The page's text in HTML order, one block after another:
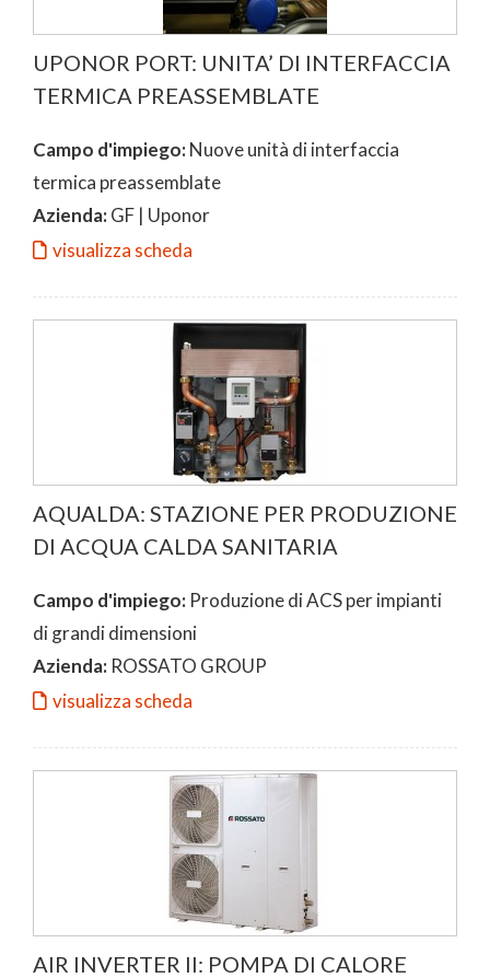
UPONOR PORT: UNITA’ DI INTERFACCIA
TERMICA PREASSEMBLATE
Campo d'impiego:Nuove unità di interfaccia
termica preassemblate
Azienda:GF | Uponor
visualizza scheda
AQUALDA: STAZIONE PER PRODUZIONE
DI ACQUA CALDA SANITARIA
Campo d'impiego: Produzione di ACS per impianti
di grandi dimensioni
Azienda: ROSSATO GROUP
visualizza scheda
AIR INVERTER II: POMPA DI CALORE